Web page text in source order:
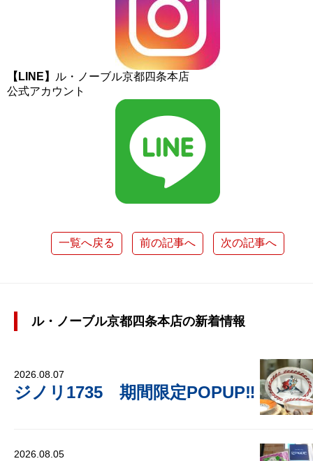
【LINE】
ル・ノーブル京都四条本店
公式アカウント
一覧へ戻る 前の記事へ 次の記事へ
ル・ノーブル京都四条本店の新着情報
2026.08.07
ジノリ1735 期間限定POPUP‼
2026.08.05